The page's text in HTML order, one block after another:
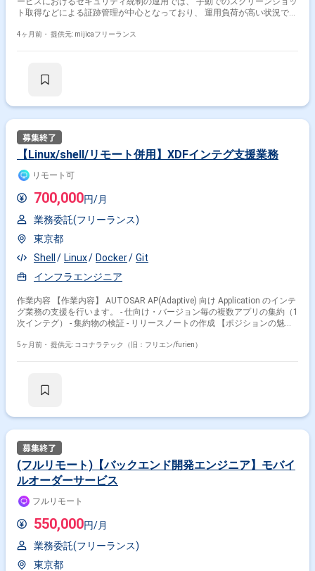
ト取得などによる証跡管理が中心となっており、 運用負荷が高い状況で
に向け、 GRCツールを前提としたアプローチへ転換し、 証跡収集の自動
制管理の仕組み構築 ・SaaSやクラウドインフラとのインテグレーション
4ヶ月前・ 提供元: mijicaフリーランス
【Linux/shell/リモート併用】XDFインテグ支援業務
リモート可
700,000円/月
業務委託(フリーランス)
東京都
Shell
Linux Docker
Git
インフラエンジニア
作業内容 【作業内容】 AUTOSAR AP(Adaptive) 向け Application のインテ
グ業務の支援を行います。 - 仕向け・バージョン毎の複数アプリの集約（1
次インテグ） - 集約物の検証 - リリースノートの作成 【ポジションの魅
進めていただけます。 【開発環境】 リモートで可能な範囲での対応があ
5ヶ月前・ 提供元: ココナラテック（旧：フリエン/furien）
(フルリモート)【バックエンド開発エンジニア】モバイ
ルオーダーサービス
フルリモート
550,000円/月
業務委託(フリーランス)
東京都